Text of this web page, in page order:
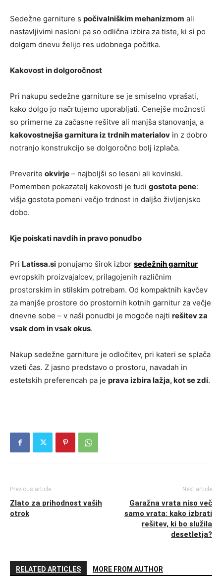
Sedežne garniture s počivalniškim mehanizmom ali
nastavljivimi nasloni pa so odlična izbira za tiste, ki si po
dolgem dnevu želijo res udobnega počitka.
Kakovost in dolgoročnost
Pri nakupu sedežne garniture se je smiselno vprašati,
kako dolgo jo načrtujemo uporabljati. Cenejše možnosti
so primerne za začasne rešitve ali manjša stanovanja, a
kakovostnejša garnitura iz trdnih materialov in z dobro
notranjo konstrukcijo se dolgoročno bolj izplača.
Preverite okvirje – najboljši so leseni ali kovinski.
Pomemben pokazatelj kakovosti je tudi gostota pene:
višja gostota pomeni večjo trdnost in daljšo življenjsko
dobo.
Kje poiskati navdih in pravo ponudbo
Pri Latissa.si ponujamo širok izbor sedežnih garnitur
evropskih proizvajalcev, prilagojenih različnim
prostorskim in stilskim potrebam. Od kompaktnih kavčev
za manjše prostore do prostornih kotnih garnitur za večje
dnevne sobe – v naši ponudbi je mogoče najti rešitev za
vsak dom in vsak okus.
Nakup sedežne garniture je odločitev, pri kateri se splača
vzeti čas. Z jasno predstavo o prostoru, navadah in
estetskih preferencah pa je prava izbira lažja, kot se zdi.
Previous article
Zlato za prihodnost vaših
otrok
Next article
Garažna vrata niso več
samo vrata: kako izbrati
rešitev, ki bo služila
desetletja?
RELATED ARTICLES MORE FROM AUTHOR